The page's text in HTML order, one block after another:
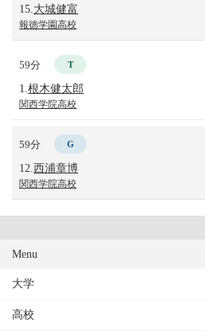
15. 大城健富
報徳学園高校
59分 T
1. 根木健太郎
関西学院高校
59分 G
12. 西浦章博
関西学院高校
Menu
大学
高校